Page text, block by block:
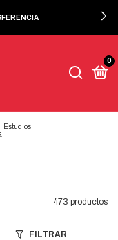
0
Estudios
473 productos
FILTRAR